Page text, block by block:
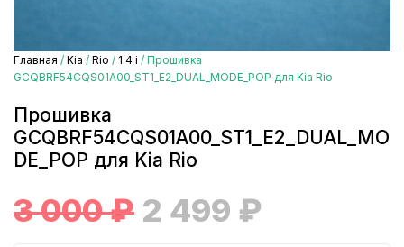
Главная / Kia / Rio / 1.4 i / Прошивка
GCQBRF54CQS01A00_ST1_E2_DUAL_MODE_POP для Kia Rio
Прошивка
GCQBRF54CQS01A00_ST1_E2_DUAL_MO
DE_POP для Kia Rio
3 000₽ 2 499 ₽